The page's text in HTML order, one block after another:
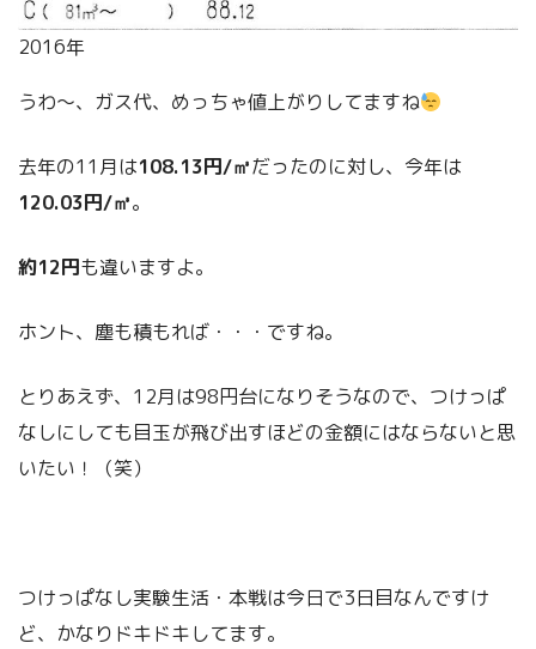
2016年
うわ～、ガス代、めっちゃ値上がりしてますね
去年の11月は108.13円/㎥だったのに対し、今年は
120.03円/㎥。
約12円も違いますよ。
ホント、塵も積もれば・・・ですね。
とりあえず、12月は98円台になりそうなので、つけっぱ
なしにしても目玉が飛び出すほどの金額にはならないと思
いたい！（笑）
つけっぱなし実験生活・本戦は今日で3日目なんですけ
ど、かなりドキドキしてます。